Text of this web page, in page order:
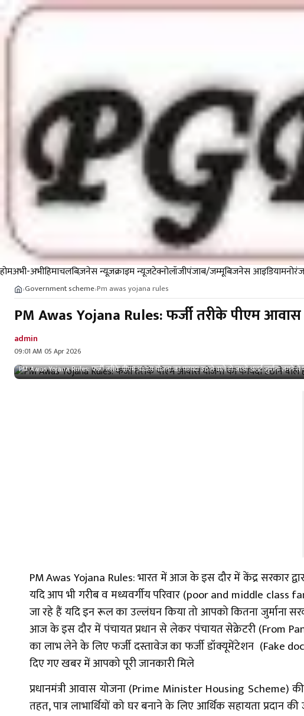
होमअभी-अभीहिमाचलबिज़नेस न्यूज़क्राइम न्यूजटेक्नोलॉजीपंजाब/जम्मूबिजनेस आइडिया
›Government scheme›Pm awas yojana rules
PM Awas Yojana Rules: फर्जी तरीके पीएम
admin
09:01 AM 05 Apr 2026
PM Awas Yojana Rules: फर्जी तरीके पीएम आवास योजना का फायदा उठाने वाले हो जाओं अलर्ट जुर्माना लगने
PM Awas Yojana Rules: भारत में आज के इस दौर में केंद्र सरकार
यदि आप भी गरीब व मध्यवर्गीय परिवार (poor and middle
जा रहे हैं यदि इन रूल का उल्लंघन किया तो आपको कितना जुर्माना
आज के इस दौर में पंचायत प्रधान से लेकर पंचायत सेक्रेटरी (From
का लाभ लेने के लिए फर्जी दस्तावेज का फर्जी डॉक्यूमेंटेशन (Fake
दिए गए खबर में आपको पूरी जानकारी मिले
प्रधानमंत्री आवास योजना (Prime Minister Housing
तहत, पात्र लाभार्थियों को घर बनाने के लिए आर्थिक सहायता